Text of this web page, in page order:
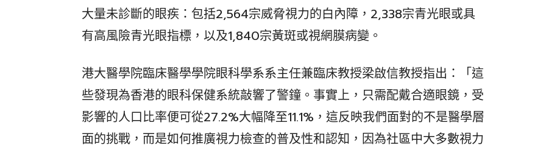
大量未診斷的眼疾：包括2,564宗威脅視力的白內障，2,338宗青光眼或具
有高風險青光眼指標，以及1,840宗黃斑或視網膜病變。
港大醫學院臨床醫學學院眼科學系系主任兼臨床教授梁啟信教授指出：「這
些發現為香港的眼科保健系統敲響了警鐘。事實上，只需配戴合適眼鏡，受
影響的人口比率便可從27.2%大幅降至11.1%，這反映我們面對的不是醫學層
面的挑戰，而是如何推廣視力檢查的普及性和認知，因為社區中大多數視力